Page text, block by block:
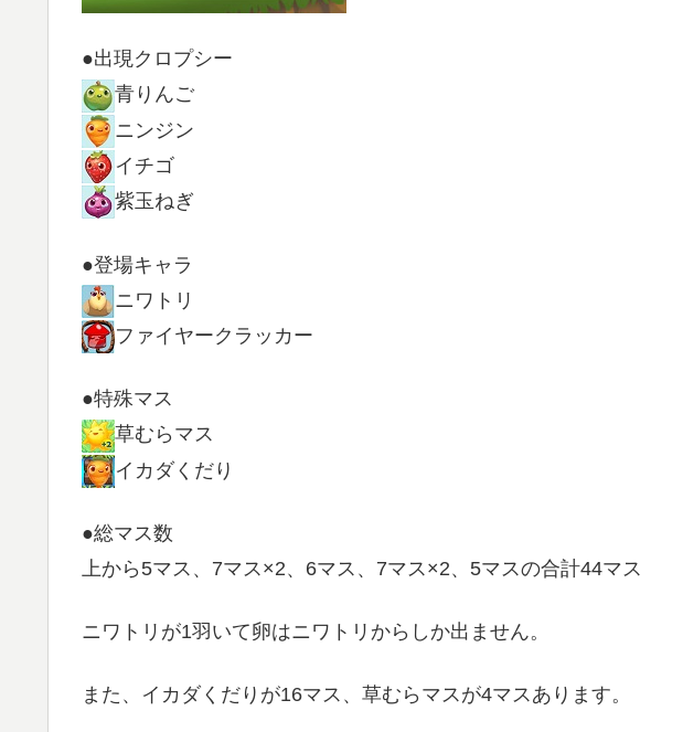
●出現クロプシー
青りんご
ニンジン
イチゴ
紫玉ねぎ
●登場キャラ
ニワトリ
ファイヤークラッカー
●特殊マス
草むらマス
イカダくだり
●総マス数
上から5マス、7マス×2、6マス、7マス×2、5マスの合計44マス
ニワトリが1羽いて卵はニワトリからしか出ません。
また、イカダくだりが16マス、草むらマスが4マスあります。